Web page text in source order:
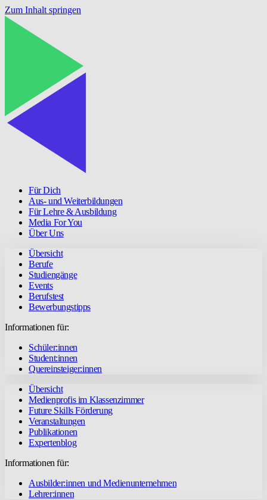
Zum Inhalt springen
Für Dich
Aus- und Weiterbildungen
Für Lehre & Ausbildung
Media For You
Über Uns
Übersicht
Berufe
Studiengänge
Events
Berufstest
Bewerbungstipps
Informationen für:
Schüler:innen
Student:innen
Quereinsteiger:innen
Übersicht
Medienprofis im Klassenzimmer
Future Skills Förderung
Veranstaltungen
Publikationen
Expertenblog
Informationen für:
Ausbilder:innen und Medienunternehmen
Lehrer:innen